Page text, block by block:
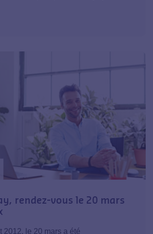
rendez-vous le 20 mars
2012, le 20 mars a été